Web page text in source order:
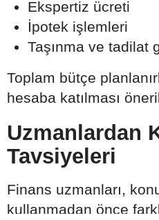
Ekspertiz ücreti
İpotek işlemleri
Taşınma ve tadilat
Toplam bütçe
hesaba katılması
Uzmanlardan
Tavsiyeleri
Finans uzmanları,
kullanmadan önce